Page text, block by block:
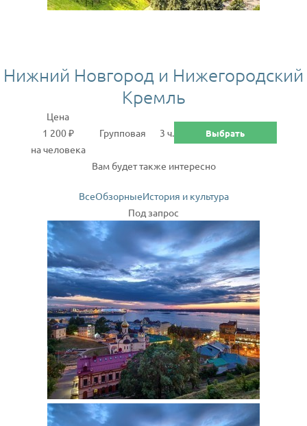
Нижний Новгород и Нижегородский
Кремль
Цена
1 200 ₽
на человека
Групповая 3 ч. Выбрать
Вам будет также интересно
ВсеОбзорныеИстория и культура
Под запрос